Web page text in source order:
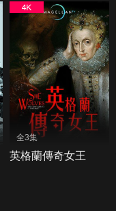
全3集
英格蘭傳奇女王